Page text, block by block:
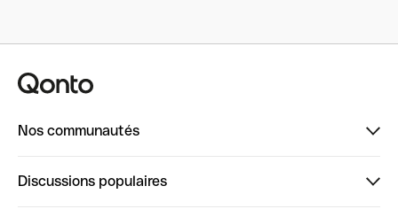
Nos communautés
Discussions populaires